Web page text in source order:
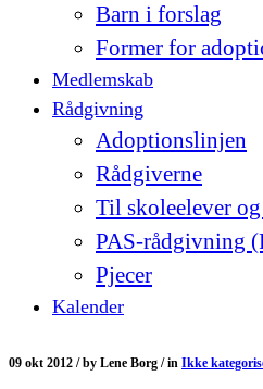
Barn i forslag
Former for
Medlemskab
Rådgivning
Adoptionslinjen
Rådgiverne
Til skoleelever
PAS-rådgivning
Pjecer
Kalender
09 okt 2012 /by Lene Borg /in Ikke